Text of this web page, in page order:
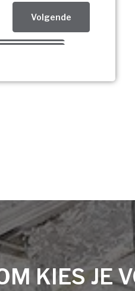
Volgende
KIES JE